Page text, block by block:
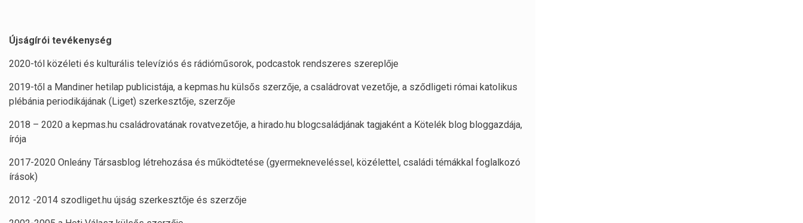
Újságírói tevékenység
2020-tól közéleti és kulturális televíziós és rádióműsorok, podcastok rendszeres szereplője
2019-től a Mandiner hetilap publicistája, a kepmas.hu külsős szerzője, a családrovat vezetője, a sződligeti római katolikus
plébánia periodikájának (Liget) szerkesztője, szerzője
2018 – 2020 a kepmas.hu családrovatának rovatvezetője, a hirado.hu blogcsaládjának tagjaként a Kötelék blog bloggazdája,
írója
2017-2020 Onleány Társasblog létrehozása és működtetése (gyermekneveléssel, közélettel, családi témákkal foglalkozó
írások)
2012 -2014 szodliget.hu újság szerkesztője és szerzője